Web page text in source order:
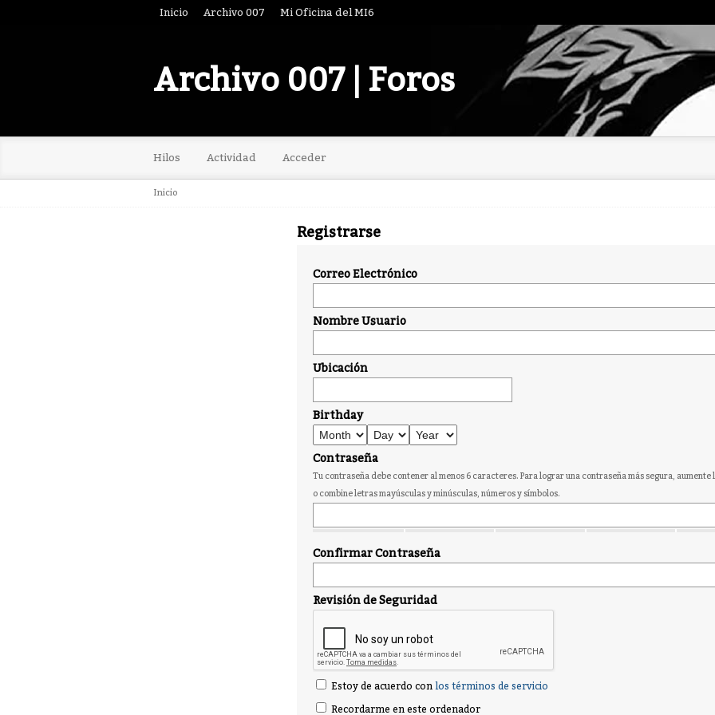
Inicio Archivo 007 Mi Oficina del MI6
Archivo 007 | Foros
Hilos Actividad Acceder
Inicio
Registrarse
Correo Electrónico
Nombre Usuario
Ubicación
Birthday
Contraseña
Tu contraseña debe contener al menos 6 caracteres. Para lograr una contraseña más segura, aumente
o combine letras mayúsculas y minúsculas, números y símbolos.
Confirmar Contraseña
Revisión de Seguridad
Estoy de acuerdo con los términos de servicio
Recordarme en este ordenador